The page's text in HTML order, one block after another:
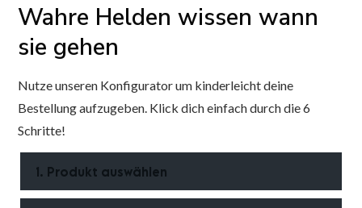
Wahre Helden wissen wann
sie gehen
Nutze unseren Konfigurator um kinderleicht deine
Bestellung aufzugeben. Klick dich einfach durch die 6
Schritte!
1. Produkt auswählen